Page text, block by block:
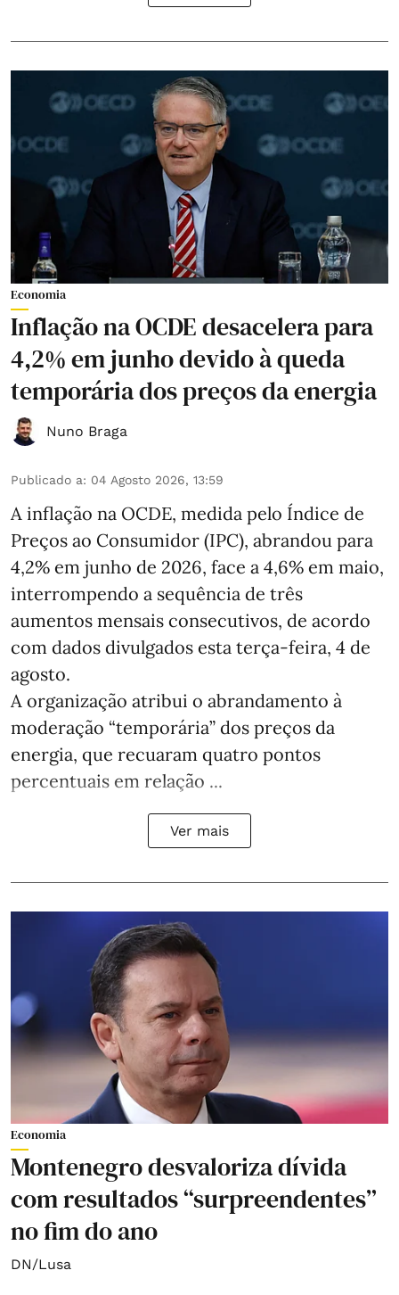
Economia
Inflação na OCDE desacelera para
4,2% em junho devido à queda
temporária dos preços da energia
Nuno Braga
Publicado a: 04 Agosto 2026, 13:59
A inflação na OCDE, medida pelo Índice de
Preços ao Consumidor (IPC), abrandou para
4,2% em junho de 2026, face a 4,6% em maio,
interrompendo a sequência de três
aumentos mensais consecutivos, de acordo
com dados divulgados esta terça-feira, 4 de
agosto.
A organização atribui o abrandamento à
moderação “temporária” dos preços da
energia, que recuaram quatro pontos
percentuais em relação ...
Ver mais
Economia
Montenegro desvaloriza dívida
com resultados “surpreendentes”
no fim do ano
DN/Lusa